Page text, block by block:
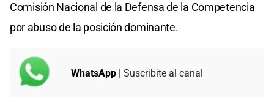
Comisión Nacional de la Defensa de la Competencia
por abuso de la posición dominante.
WhatsApp | Suscribite al canal